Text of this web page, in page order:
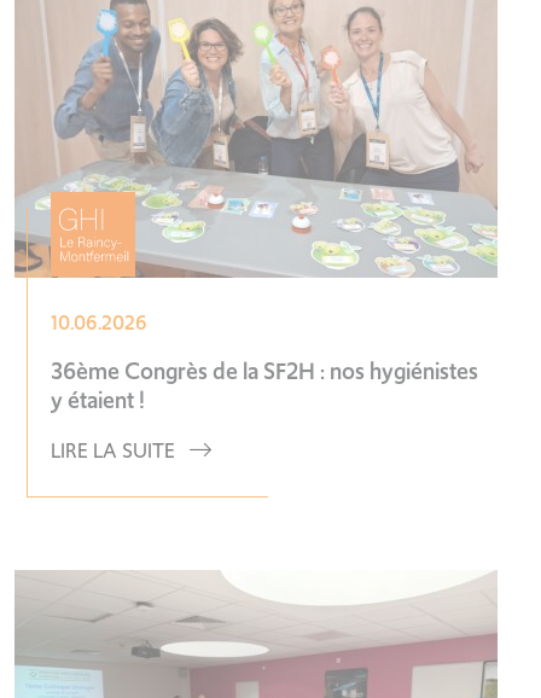
10.06.2026
36ème Congrès de la SF2H : nos hygiénistes
y étaient !
LIRE LA SUITE